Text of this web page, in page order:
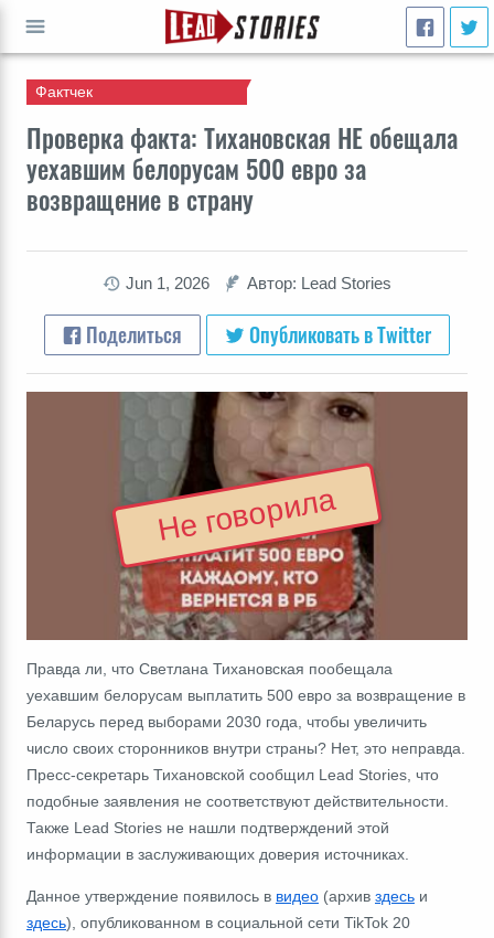
Проверка факта: Тихановская НЕ обещала
уехавшим белорусам 500 евро за
возвращение в страну
Фактчек
Jun 1, 2026 Автор: Lead Stories
Поделиться Опубликовать в Twitter
Не говорила
Правда ли, что Светлана Тихановская пообещала
уехавшим белорусам выплатить 500 евро за возвращение в
Беларусь перед выборами 2030 года, чтобы увеличить
число своих сторонников внутри страны? Нет, это неправда.
Пресс-секретарь Тихановской сообщил Lead Stories , что
подобные заявления не соответствуют действительности.
Также Lead Stories не нашли подтверждений этой
информации в заслуживающих доверия источниках.
Данное утверждение появилось в видео (архив здесь и
здесь), опубликованном в социальной сети TikTok 20
ПЕРЕЙТИ